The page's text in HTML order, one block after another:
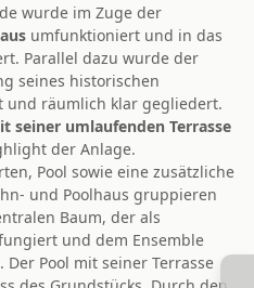
wurde im Zuge der
umfunktioniert und in das
Parallel dazu wurde der
seines historischen
und räumlich klar gegliedert.
seiner umlaufenden Terrasse
der Anlage.
Pool sowie eine zusätzliche
und Poolhaus gruppieren
Baum, der als
und dem Ensemble
Pool mit seiner Terrasse